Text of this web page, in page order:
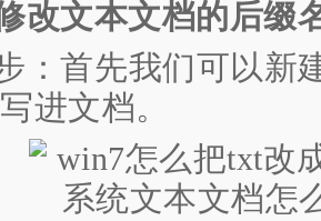
改文本文档的后缀
首先我们可以新
进文档。